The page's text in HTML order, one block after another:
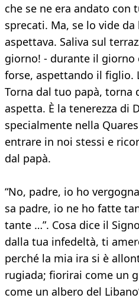
che se ne era andato con
sprecati. Ma, se lo vide
aspettava. Saliva sul
giorno! - durante il giorno
forse, aspettando il figlio.
Torna dal tuo papà, torna
aspetta. È la tenerezza di
specialmente nella
entrare in noi stessi e
dal papà.
“No, padre, io ho
sa padre, io ne ho fatte
tante …”. Cosa dice il
dalla tua infedeltà, ti
perché la mia ira si è
rugiada; fiorirai come un
come un albero del